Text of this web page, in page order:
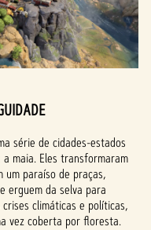
série de cidades-estados
maia. Eles transformaram
um paraíso de praças,
erguem da selva para
climáticas e políticas,
vez coberta por floresta.